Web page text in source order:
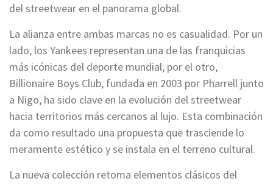
del streetwear en el panorama global.
La alianza entre ambas marcas no es casualidad. Por un
lado, los Yankees representan una de las franquicias
más icónicas del deporte mundial; por el otro,
Billionaire Boys Club, fundada en 2003 por Pharrell junto
a Nigo, ha sido clave en la evolución del streetwear
hacia territorios más cercanos al lujo. Esta combinación
da como resultado una propuesta que trasciende lo
meramente estético y se instala en el terreno cultural.
La nueva colección retoma elementos clásicos del